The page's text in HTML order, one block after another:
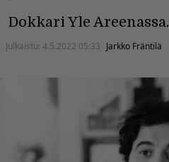
Dokkari Yle Areenassa.
Julkaistu: 4.5.2022 05:33 Jarkko Fräntilä